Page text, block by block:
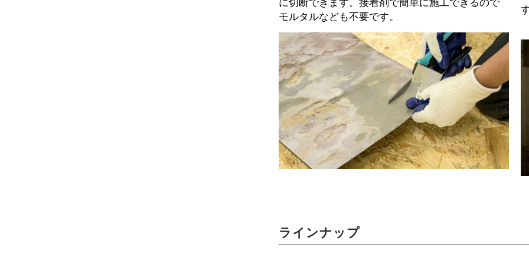
に切断できます。接着剤で簡単に施工できるので
モルタルなども不要です。
ラインナップ